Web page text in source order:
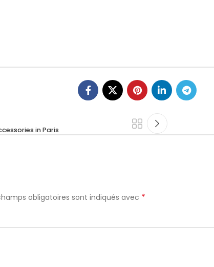
in Paris
obligatoires sont indiqués avec *